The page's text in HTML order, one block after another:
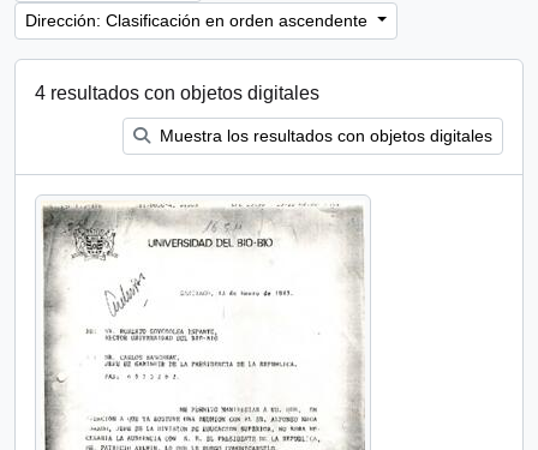
Dirección: Clasificación en orden ascendente
4 resultados con objetos digitales
Muestra los resultados con objetos digitales